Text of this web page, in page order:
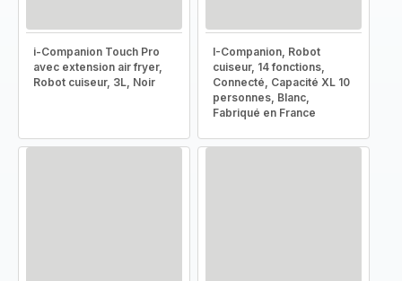
i-Companion Touch Pro
avec extension air fryer,
Robot cuiseur, 3L, Noir
I-Companion, Robot
cuiseur, 14 fonctions,
Connecté, Capacité XL 10
personnes, Blanc,
Fabriqué en France